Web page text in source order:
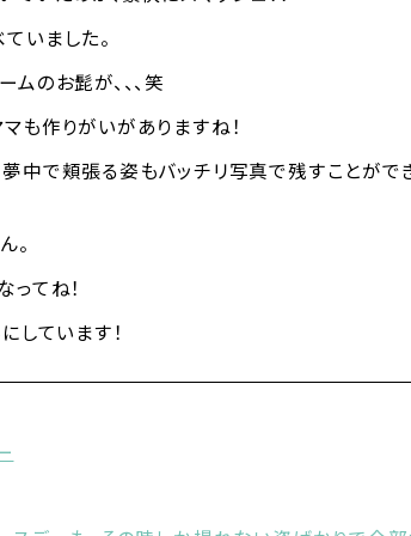
いました。
のお髭が、、、笑
も作りがいがありますね！
中で頬張る姿もバッチリ写真で残すことが
。
ってね！
しています！